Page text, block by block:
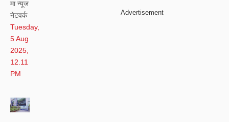
मा न्यूज
नेटवर्क
Tuesday,
5 Aug
2025,
12.11
PM